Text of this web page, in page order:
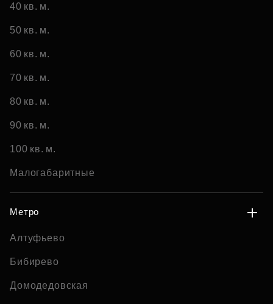
40 кв. м.
50 кв. м.
60 кв. м.
70 кв. м.
80 кв. м.
90 кв. м.
100 кв. м.
Малогабаритные
Метро
Алтуфьево
Бибирево
Домодедовская